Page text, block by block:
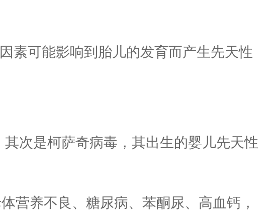
可能影响到胎儿的发育而产生先天性
次是柯萨奇病毒，其出生的婴儿先天性
养不良、糖尿病、苯酮尿、高血钙，